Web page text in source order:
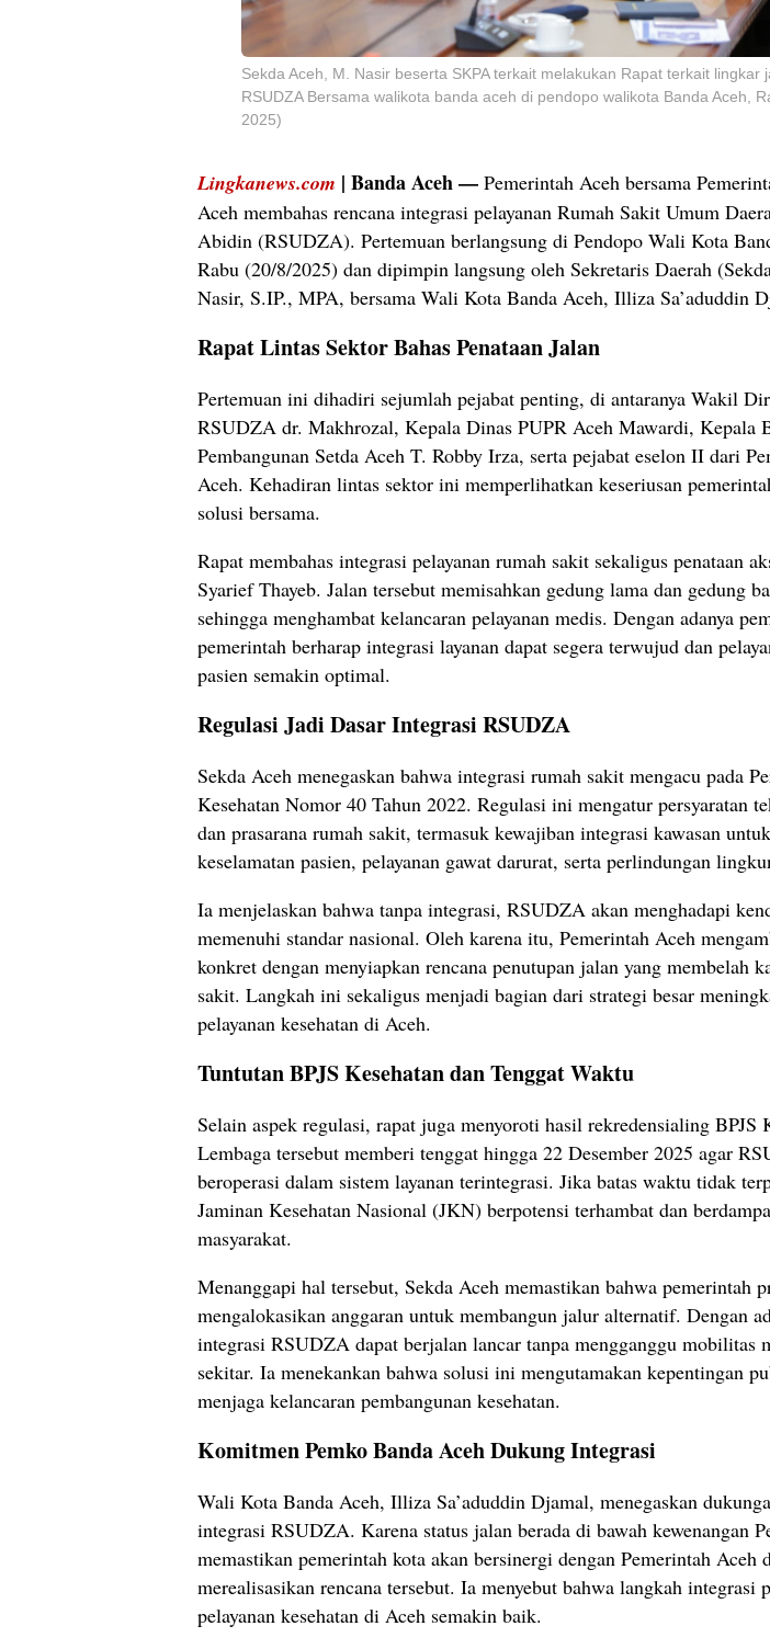
Sekda Aceh, M. Nasir beserta SKPA terkait melakukan Rapat terkait lingkar
RSUDZA Bersama walikota banda aceh di pendopo walikota Banda Aceh,
2025)
Lingkanews.com | Banda Aceh — Pemerintah Aceh bersama
Aceh membahas rencana integrasi pelayanan Rumah Sakit Umum
Abidin (RSUDZA). Pertemuan berlangsung di Pendopo Wali Kota
Rabu (20/8/2025) dan dipimpin langsung oleh Sekretaris Daerah
Nasir, S.IP., MPA, bersama Wali Kota Banda Aceh, Illiza Sa’aduddin
Rapat Lintas Sektor Bahas Penataan Jalan
Pertemuan ini dihadiri sejumlah pejabat penting, di antaranya Wakil
RSUDZA dr. Makhrozal, Kepala Dinas PUPR Aceh Mawardi, Kepala
Pembangunan Setda Aceh T. Robby Irza, serta pejabat eselon II dari
Aceh. Kehadiran lintas sektor ini memperlihatkan keseriusan
solusi bersama.
Rapat membahas integrasi pelayanan rumah sakit sekaligus penataan
Syarief Thayeb. Jalan tersebut memisahkan gedung lama dan gedung
sehingga menghambat kelancaran pelayanan medis. Dengan adanya
pemerintah berharap integrasi layanan dapat segera terwujud dan
pasien semakin optimal.
Regulasi Jadi Dasar Integrasi RSUDZA
Sekda Aceh menegaskan bahwa integrasi rumah sakit mengacu pada
Kesehatan Nomor 40 Tahun 2022. Regulasi ini mengatur persyaratan
dan prasarana rumah sakit, termasuk kewajiban integrasi kawasan
keselamatan pasien, pelayanan gawat darurat, serta perlindungan
Ia menjelaskan bahwa tanpa integrasi, RSUDZA akan menghadapi
memenuhi standar nasional. Oleh karena itu, Pemerintah Aceh
konkret dengan menyiapkan rencana penutupan jalan yang membelah
sakit. Langkah ini sekaligus menjadi bagian dari strategi besar
pelayanan kesehatan di Aceh.
Tuntutan BPJS Kesehatan dan Tenggat Waktu
Selain aspek regulasi, rapat juga menyoroti hasil rekredensialing BPJS
Lembaga tersebut memberi tenggat hingga 22 Desember 2025 agar
beroperasi dalam sistem layanan terintegrasi. Jika batas waktu tidak
Jaminan Kesehatan Nasional (JKN) berpotensi terhambat dan
masyarakat.
Menanggapi hal tersebut, Sekda Aceh memastikan bahwa pemerintah
mengalokasikan anggaran untuk membangun jalur alternatif. Dengan
integrasi RSUDZA dapat berjalan lancar tanpa mengganggu mobilitas
sekitar. Ia menekankan bahwa solusi ini mengutamakan kepentingan
menjaga kelancaran pembangunan kesehatan.
Komitmen Pemko Banda Aceh Dukung Integrasi
Wali Kota Banda Aceh, Illiza Sa’aduddin Djamal, menegaskan
integrasi RSUDZA. Karena status jalan berada di bawah kewenangan
memastikan pemerintah kota akan bersinergi dengan Pemerintah Aceh
merealisasikan rencana tersebut. Ia menyebut bahwa langkah integrasi
pelayanan kesehatan di Aceh semakin baik.